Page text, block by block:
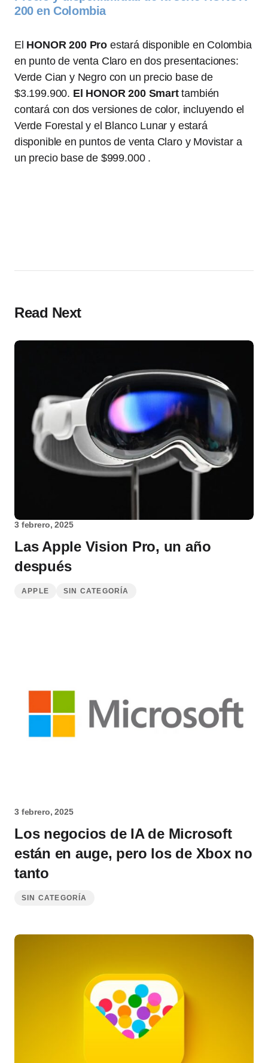
200 en Colombia
El HONOR 200 Pro estará disponible en Colombia
en punto de venta Claro en dos presentaciones:
Verde Cian y Negro con un precio base de
$3.199.900. El HONOR 200 Smarttambién
contará con dos versiones de color, incluyendo el
Verde Forestal y el Blanco Lunar y estará
disponible en puntos de venta Claro y Movistar a
un precio base de $999.000 .
Read Next
3 febrero, 2025
Las Apple Vision Pro, un año
después
APPLE SIN CATEGORÍA
3 febrero, 2025
Los negocios de IA de Microsoft
están en auge, pero los de Xbox no
tanto
SIN CATEGORÍA